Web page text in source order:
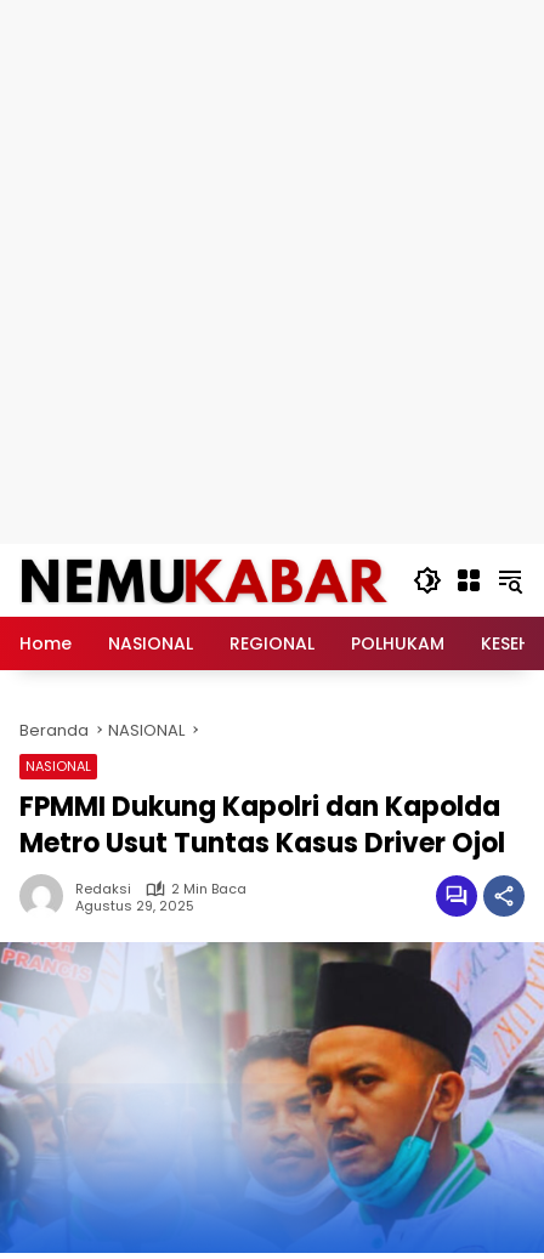
Langsung
konten
Home
NASIONAL REGIONAL POLHUKAM
Beranda NASIONAL
NASIONAL
FPMMI Dukung Kapolri dan Kapolda
Metro Usut Tuntas Kasus Driver Ojol
Redaksi
2 Min Baca
Agustus 29, 2025